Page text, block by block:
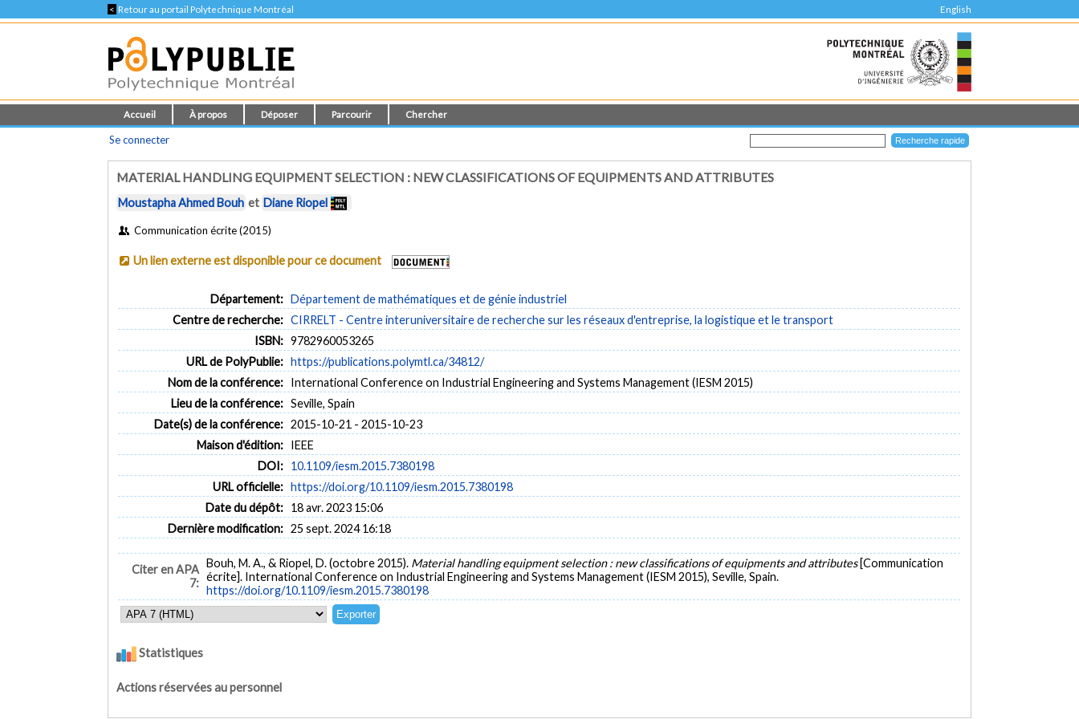
< Retour au portail Polytechnique Montréal English
Accueil À propos Déposer Parcourir Chercher
Se connecter
MATERIAL HANDLING EQUIPMENT SELECTION : NEW CLASSIFICATIONS OF EQUIPMENTS AND ATTRIBUTES
Moustapha Ahmed Bouh et Diane Riopel
Communication écrite (2015)
Un lien externe est disponible pour ce document
Département: Département de mathématiques et de génie industriel
Centre de recherche: CIRRELT - Centre interuniversitaire de recherche sur les réseaux d'entreprise, la logistique et le transport
ISBN: 9782960053265
URL de PolyPublie: https://publications.polymtl.ca/34812/
Nom de la conférence: International Conference on Industrial Engineering and Systems Management (IESM 2015)
Lieu de la conférence: Seville, Spain
Date(s) de la conférence: 2015-10-21 - 2015-10-23
Maison d'édition: IEEE
DOI: 10.1109/iesm.2015.7380198
URL officielle: https://doi.org/10.1109/iesm.2015.7380198
Date du dépôt: 18 avr. 2023 15:06
Dernière modification: 25 sept. 2024 16:18
Citer en APA
7:
Bouh, M. A., & Riopel, D. (octobre 2015). Material handling equipment selection : new classifications of equipments and attributes [Communication
écrite]. International Conference on Industrial Engineering and Systems Management (IESM 2015), Seville, Spain.
https://doi.org/10.1109/iesm.2015.7380198
Statistiques
Actions réservées au personnel